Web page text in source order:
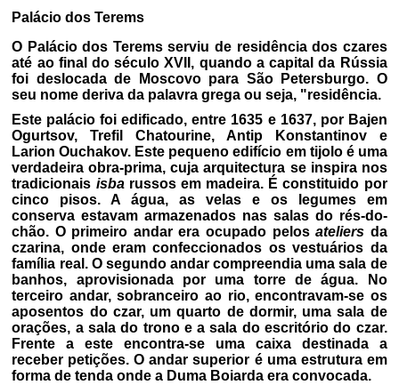
Palácio dos Terems
O Palácio dos Terems serviu de residência dos czares
até ao final do século XVII, quando a capital da Rússia
foi deslocada de Moscovo para São Petersburgo. O
seu nome deriva da palavra grega ou seja, "residência.
Este palácio foi edificado, entre 1635 e 1637, por Bajen
Ogurtsov, Trefil Chatourine, Antip Konstantinov e
Larion Ouchakov. Este pequeno edifício em tijolo é uma
verdadeira obra-prima, cuja arquitectura se inspira nos
tradicionais isbarussos em madeira. É constituido por
cinco pisos. A água, as velas e os legumes em
conserva estavam armazenados nas salas do rés-do-
chão. O primeiro andar era ocupado pelosateliers da
czarina, onde eram confeccionados os vestuários da
família real. O segundo andar compreendia uma sala de
banhos, aprovisionada por uma torre de água. No
terceiro andar, sobranceiro ao rio, encontravam-se os
aposentos do czar, um quarto de dormir, uma sala de
orações, a sala do trono e a sala do escritório do czar.
Frente a este encontra-se uma caixa destinada a
receber petições. O andar superior é uma estrutura em
forma de tenda onde a Duma Boiarda era convocada.